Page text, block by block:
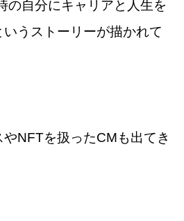
の自分にキャリアと人生を
うストーリーが描かれて
NFTを扱ったCMも出てき